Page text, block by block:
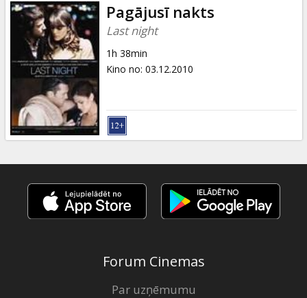
Pagājusī nakts
Last night
1h 38min
Kino no: 03.12.2010
Forum Cinemas
Par uzņēmumu